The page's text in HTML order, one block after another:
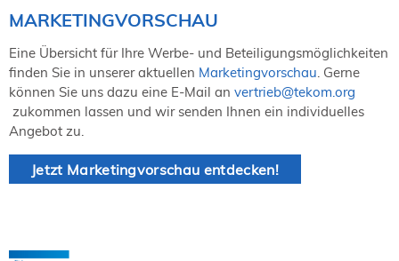
23.-24. September 2026
tekom-Jahrestagung 2026
10.-12. November, 2026 in Stuttgart
Mitglied werden
Expertenrat
Publikationen
Dienstleister
MARKETINGVORSCHAU
Eine Übersicht für Ihre Werbe- und Beteiligungsmöglichkeiten
finden Sie in unserer aktuellen Marketingvorschau. Gerne
können Sie uns dazu eine E-Mail an vertrieb@tekom.org
zukommen lassen und wir senden Ihnen ein individuelles
Angebot zu.
Jetzt Marketingvorschau entdecken!